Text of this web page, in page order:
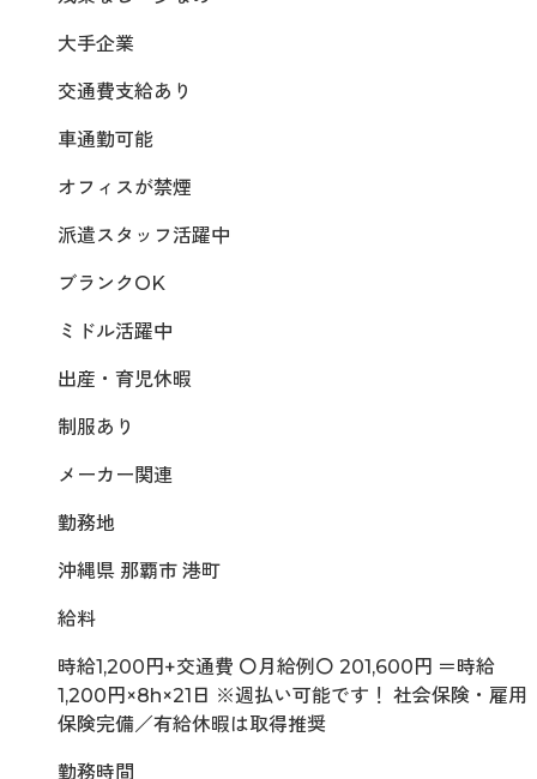
大手企業
交通費支給あり
車通勤可能
オフィスが禁煙
派遣スタッフ活躍中
ブランクOK
ミドル活躍中
出産・育児休暇
制服あり
メーカー関連
勤務地
沖縄県 那覇市 港町
給料
時給1,200円+交通費 〇月給例〇 201,600円 ＝時給
1,200円×8h×21日 ※週払い可能です！ 社会保険・雇用
保険完備／有給休暇は取得推奨
勤務時間